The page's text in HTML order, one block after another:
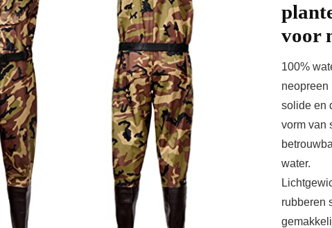
voor
100%
neopreen
solide en
vorm van
water.
rubberen